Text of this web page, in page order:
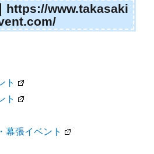
https://www.takasaki
ト
ト
幕張イベント